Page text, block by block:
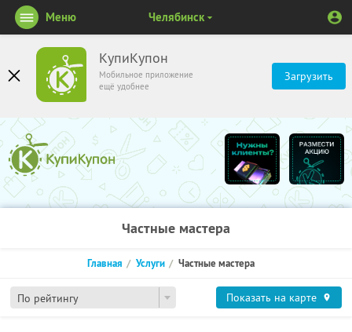
КупиКупон
Мобильное приложение
ещё удобнее
Загрузить
Меню Челябинск
Частные мастера
По рейтингу
Главная Услуги Частные мастера
Показать на карте